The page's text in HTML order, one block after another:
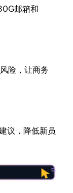
邮箱和
险，让商务
议，降低新员